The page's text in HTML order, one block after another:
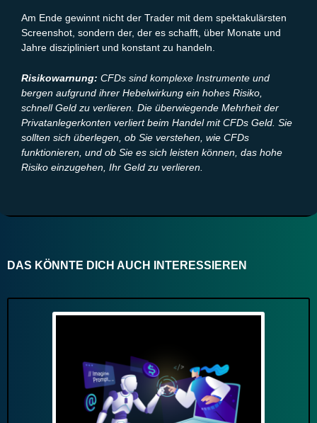
Am Ende gewinnt nicht der Trader mit dem spektakulärsten
Screenshot, sondern der, der es schafft, über Monate und
Jahre diszipliniert und konstant zu handeln.
Risikowarnung: CFDs sind komplexe Instrumente und
bergen aufgrund ihrer Hebelwirkung ein hohes Risiko,
schnell Geld zu verlieren. Die überwiegende Mehrheit der
Privatanlegerkonten verliert beim Handel mit CFDs Geld. Sie
sollten sich überlegen, ob Sie verstehen, wie CFDs
funktionieren, und ob Sie es sich leisten können, das hohe
Risiko einzugehen, Ihr Geld zu verlieren.
DAS KÖNNTE DICH AUCH INTERESSIEREN